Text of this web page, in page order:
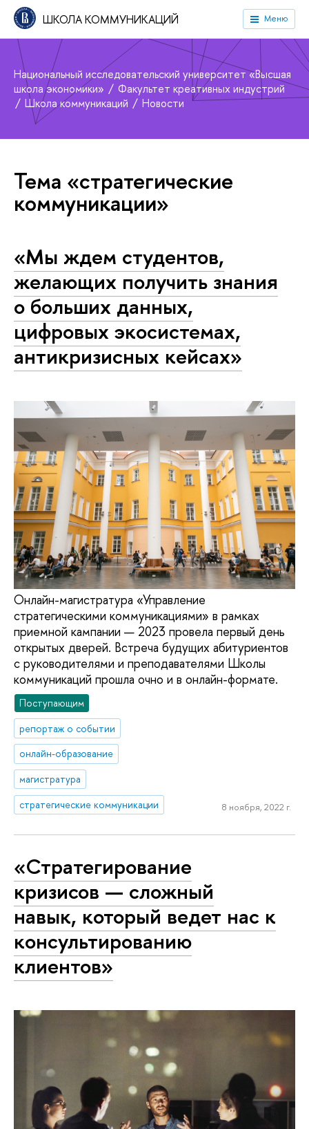
ШКОЛА КОММУНИКАЦИЙ Меню
Национальный исследовательский университет «Высшая
школа экономики»
Факультет креативных индустрий
Школа коммуникаций
Новости
Тема «стратегические
коммуникации»
«Мы ждем студентов,
желающих получить знания
о больших данных,
цифровых экосистемах,
антикризисных кейсах»
Онлайн-магистратура «Управление
стратегическими коммуникациями» в рамках
приемной кампании — 2023 провела первый день
открытых дверей. Встреча будущих абитуриентов
с руководителями и преподавателями Школы
коммуникаций прошла очно и в онлайн-формате.
Поступающим
репортаж о событии
онлайн-образование
магистратура
стратегические коммуникации
8 ноября, 2022 г.
«Стратегирование
кризисов — сложный
навык, который ведет нас к
консультированию
клиентов»